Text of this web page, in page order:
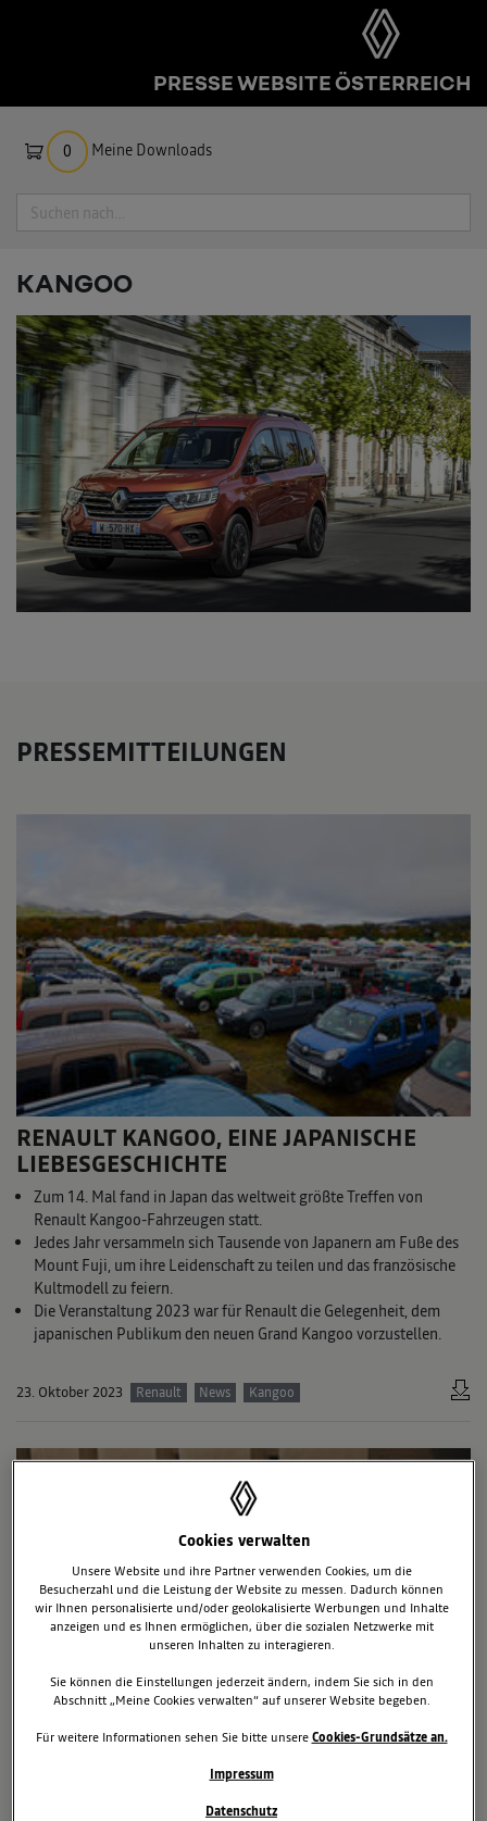
PRESSE WEBSITE ÖSTERREICH
0 Meine Downloads
Suche
KANGOO
PRESSEMITTEILUNGEN
RENAULT KANGOO, EINE JAPANISCHE
LIEBESGESCHICHTE
Zum 14. Mal fand in Japan das weltweit größte Treffen von
Renault Kangoo-Fahrzeugen statt.
Jedes Jahr versammeln sich Tausende von Japanern am Fuße des
Mount Fuji, um ihre Leidenschaft zu teilen und das französische
Kultmodell zu feiern.
Die Veranstaltung 2023 war für Renault die Gelegenheit, dem
japanischen Publikum den neuen Grand Kangoo vorzustellen.
23. Oktober 2023 Renault News Kangoo
RENAULT KANGOO BEREITS ÜBER 90.000
FAHRZEUGE PRODUZIERT
Impulsgeber für die Elektrifizierung: Mit dem Kangoo E-Tech Electric
kreierte Renault 2011 eine komplett neue Fahrzeugklasse, den
Cookies verwalten
Unsere Website und ihre Partner verwenden Cookies, um die
Besucherzahl und die Leistung der Website zu messen. Dadurch können
wir Ihnen personalisierte und/oder geolokalisierte Werbungen und Inhalte
anzeigen und es Ihnen ermöglichen, über die sozialen Netzwerke mit
unseren Inhalten zu interagieren.
Sie können die Einstellungen jederzeit ändern, indem Sie sich in den
Abschnitt „Meine Cookies verwalten“ auf unserer Website begeben.
Für weitere Informationen sehen Sie bitte unsereCookies-Grundsätze an.
Impressum
Datenschutz